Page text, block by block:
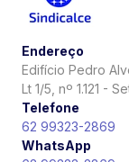
Endereço
Edifício Pedro
Lt 1/5, nº 1.121 -
Telefone
62 99323-2869
WhatsApp